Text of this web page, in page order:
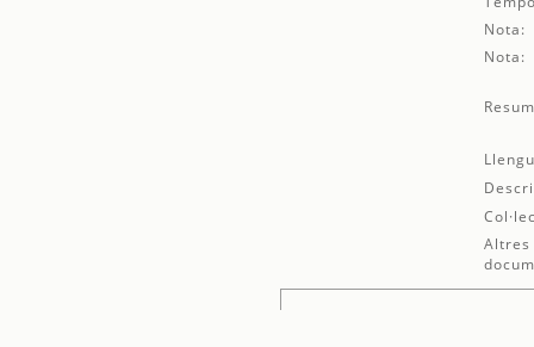
Nota:
Nota:
Altres